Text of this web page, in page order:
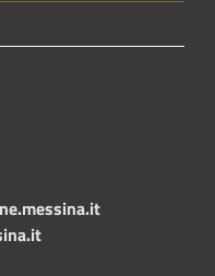
messina.it